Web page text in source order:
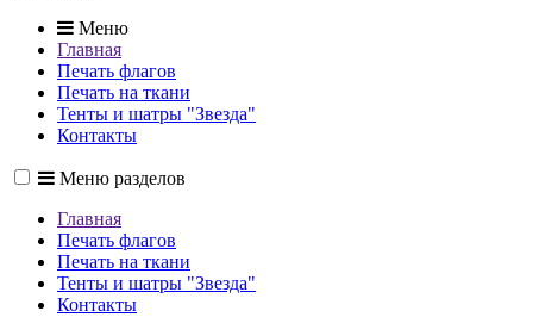
Меню
Главная
Печать флагов
Печать на ткани
Тенты и шатры "Звезда"
Контакты
Меню разделов
Главная
Печать флагов
Печать на ткани
Тенты и шатры "Звезда"
Контакты